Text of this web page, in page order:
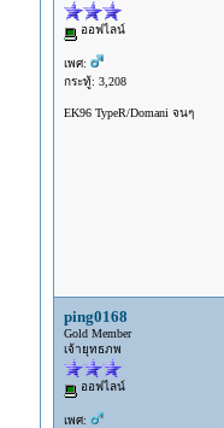
ออฟไลน์
เพศ:
กระทู้: 3,208
EK96 TypeR/Domani จนๆ
ping0168
Gold Member
เจ้ายุทธภพ
ออฟไลน์
เพศ: